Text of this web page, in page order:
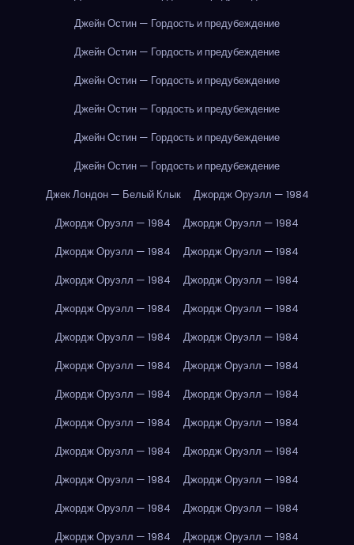
Джейн Остин — Гордость и предубеждение
Джейн Остин — Гордость и предубеждение
Джейн Остин — Гордость и предубеждение
Джейн Остин — Гордость и предубеждение
Джейн Остин — Гордость и предубеждение
Джейн Остин — Гордость и предубеждение
Джек Лондон — Белый Клык
Джордж Оруэлл — 1984
Джордж Оруэлл — 1984
Джордж Оруэлл — 1984
Джордж Оруэлл — 1984
Джордж Оруэлл — 1984
Джордж Оруэлл — 1984
Джордж Оруэлл — 1984
Джордж Оруэлл — 1984
Джордж Оруэлл — 1984
Джордж Оруэлл — 1984
Джордж Оруэлл — 1984
Джордж Оруэлл — 1984
Джордж Оруэлл — 1984
Джордж Оруэлл — 1984
Джордж Оруэлл — 1984
Джордж Оруэлл — 1984
Джордж Оруэлл — 1984
Джордж Оруэлл — 1984
Джордж Оруэлл — 1984
Джордж Оруэлл — 1984
Джордж Оруэлл — 1984
Джордж Оруэлл — 1984
Джордж Оруэлл — 1984
Джордж Оруэлл — 1984
Джордж Оруэлл — 1984